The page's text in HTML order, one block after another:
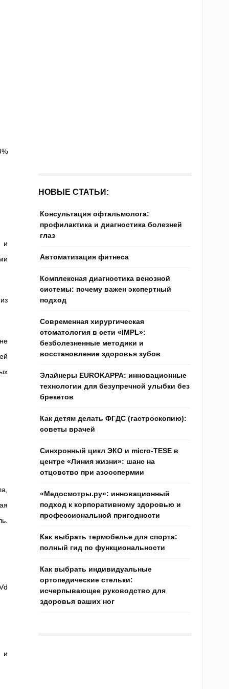
и
и
НОВЫЕ СТАТЬИ:
Консультация офтальмолога:
профилактика и диагностика болезней
глаз
Автоматизация фитнеса
Комплексная диагностика венозной
системы: почему важен экспертный
подход
Современная хирургическая
стоматология в сети «IMPL»:
безболезненные методики и
восстановление здоровья зубов
Элайнеры EUROKAPPA: инновационные
технологии для безупречной улыбки без
брекетов
Как детям делать ФГДС (гастроскопию):
советы врачей
Синхронный цикл ЭКО и micro-TESE в
центре «Линия жизни»: шанс на
отцовство при азооспермии
«Медосмотры.ру»: инновационный
подход к корпоративному здоровью и
профессиональной пригодности
Как выбрать термобелье для спорта:
полный гид по функциональности
Как выбрать индивидуальные
ортопедические стельки:
исчерпывающее руководство для
здоровья ваших ног